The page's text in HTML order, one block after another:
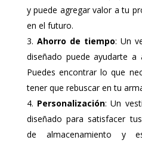
y puede agregar valor a tu
en el futuro.
Ahorro de tiempo: Un
diseñado puede ayudarte
Puedes encontrar lo que
tener que rebuscar en tu
Personalización: Un
diseñado para satisfacer
de almacenamiento y